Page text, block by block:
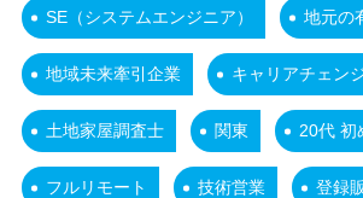
SE（システムエンジニア） 地元の
地域未来牽引企業 キャリアチェン
土地家屋調査士 関東 20代 初
フルリモート 技術営業 登録